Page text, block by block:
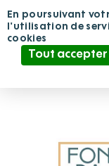
Ils
En poursuivant
l'utilisation de
cookies
Tout accepter